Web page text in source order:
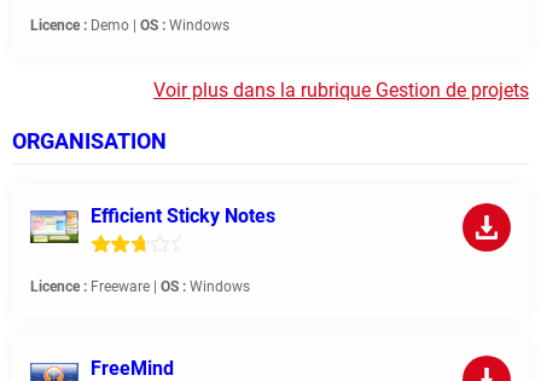
Licence : Demo | OS : Windows
Voir plus dans la rubrique Gestion de projets
ORGANISATION
Efficient Sticky Notes
Licence : Freeware | OS : Windows
FreeMind